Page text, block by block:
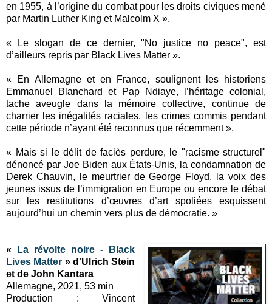
en 1955, à l’origine du combat pour les droits civiques mené
par Martin Luther King et Malcolm X ».
« Le slogan de ce dernier, "No justice no peace", est
d’ailleurs repris par Black Lives Matter ».
« En Allemagne et en France, soulignent les historiens
Emmanuel Blanchard et Pap Ndiaye, l’héritage colonial,
tache aveugle dans la mémoire collective, continue de
charrier les inégalités raciales, les crimes commis pendant
cette période n’ayant été reconnus que récemment ».
« Mais si le délit de faciès perdure, le "racisme structurel"
dénoncé par Joe Biden aux États-Unis, la condamnation de
Derek Chauvin, le meurtrier de George Floyd, la voix des
jeunes issus de l’immigration en Europe ou encore le débat
sur les restitutions d’œuvres d’art spoliées esquissent
aujourd’hui un chemin vers plus de démocratie. »
«
La révolte noire - Black
Lives Matter » d'Ulrich Stein
et de John Kantara
Allemagne, 2021, 53 min
Production : Vincent